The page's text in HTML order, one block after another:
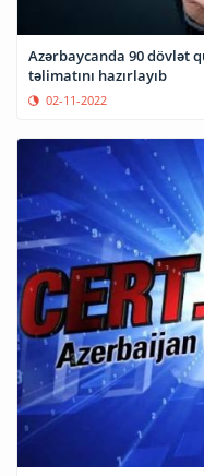
Azərbaycanda 90 dövlət
təlimatını hazırlayıb
02-11-2022